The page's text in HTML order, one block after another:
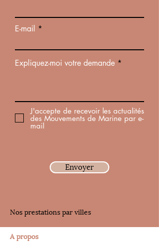
E-mail
Expliquez-moi votre demande
J'accepte de recevoir les actualités
des Mouvements de Marine par e-
mail
Envoyer
Nos prestations par villes
A propos